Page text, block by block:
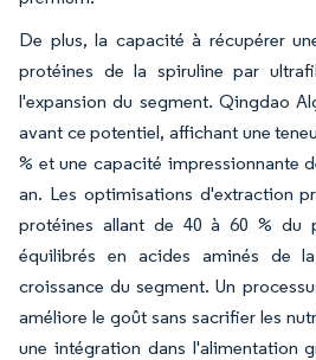
De plus, la capacité à récupérer
protéines de la spiruline par
l'expansion du segment. Qingdao
avant ce potentiel, affichant une
% et une capacité impressionnante
an. Les optimisations d'extraction
protéines allant de 40 à 60 % du
équilibrés en acides aminés de
croissance du segment. Un
améliore le goût sans sacrifier les
une intégration dans l'alimentation